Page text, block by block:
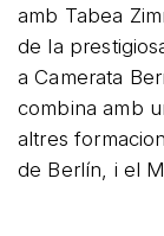
amb Tabea
de la
a Camerata
combina amb
altres
de Berlín, i el